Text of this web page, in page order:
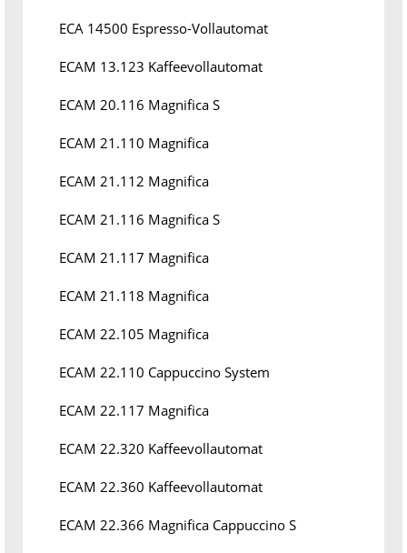
ECA 14500 Espresso-Vollautomat
ECAM 13.123 Kaffeevollautomat
ECAM 20.116 Magnifica S
ECAM 21.110 Magnifica
ECAM 21.112 Magnifica
ECAM 21.116 Magnifica S
ECAM 21.117 Magnifica
ECAM 21.118 Magnifica
ECAM 22.105 Magnifica
ECAM 22.110 Cappuccino System
ECAM 22.117 Magnifica
ECAM 22.320 Kaffeevollautomat
ECAM 22.360 Kaffeevollautomat
ECAM 22.366 Magnifica Cappuccino S